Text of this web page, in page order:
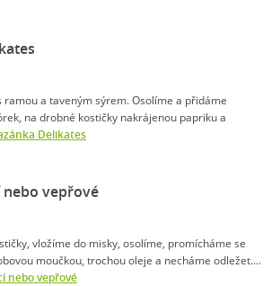
a taveným sýrem. Osolíme a přidáme
na drobné kostičky nakrájenou papriku a
Delikates
nebo vepřové
vložíme do misky, osolíme, promícháme se
moučkou, trochou oleje a necháme odležet....
nebo vepřové